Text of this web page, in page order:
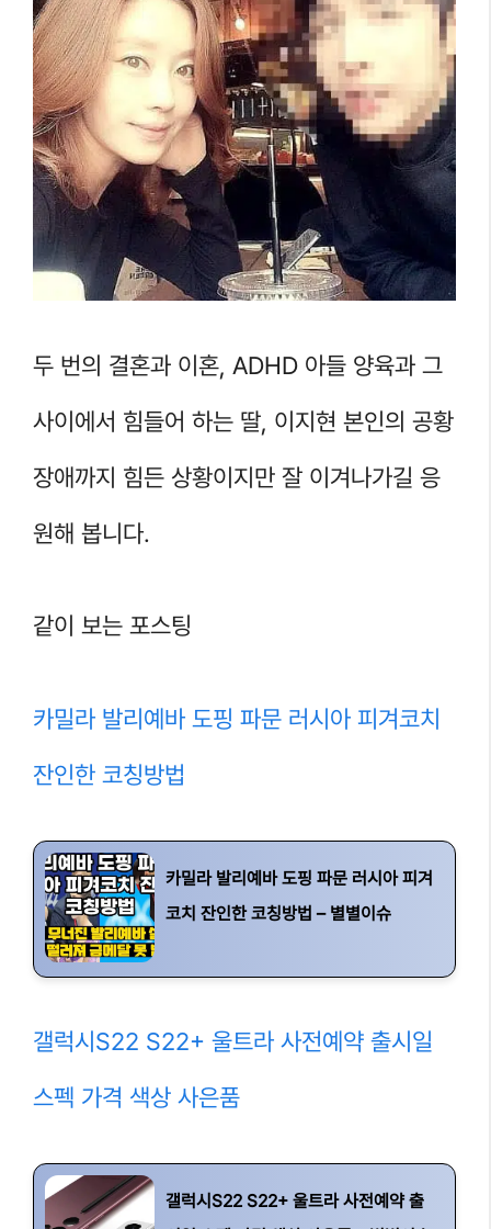
두 번의 결혼과 이혼, ADHD 아들 양육과 그
사이에서 힘들어 하는 딸, 이지현 본인의 공황
장애까지 힘든 상황이지만 잘 이겨나가길 응
원해 봅니다.
같이 보는 포스팅
카밀라 발리예바 도핑 파문 러시아 피겨코치
잔인한 코칭방법
카밀라 발리예바 도핑 파문 러시아 피겨
코치 잔인한 코칭방법 – 별별이슈
갤럭시S22 S22+ 울트라 사전예약 출시일
스펙 가격 색상 사은품
갤럭시S22 S22+ 울트라 사전예약 출